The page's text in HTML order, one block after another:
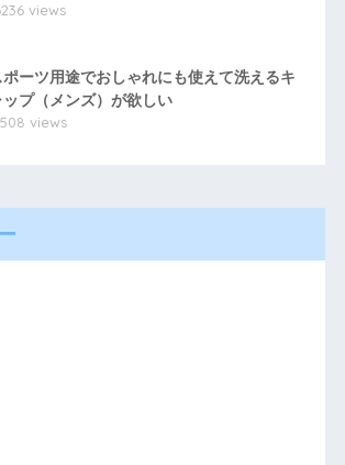
views
ポーツ用途でおしゃれにも使えて洗えるキ
ップ（メンズ）が欲しい
views